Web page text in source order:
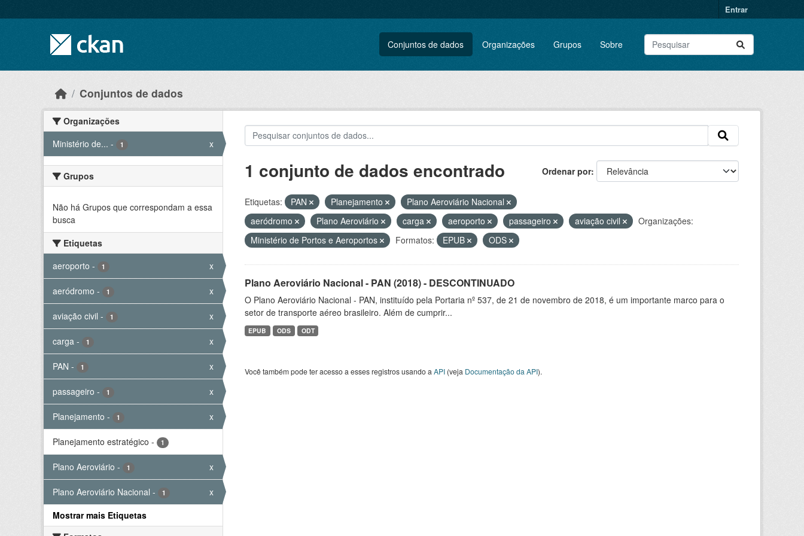
Entrar
Conjuntos de dados Organizações Grupos Sobre
Conjuntos de dados
Organizações
Ministério de... - 1 x
Grupos
Não há Grupos que correspondam a essa
busca
Etiquetas
aeroporto - 1 x
aeródromo - 1 x
aviação civil - 1 x
carga - 1 x
PAN - 1 x
passageiro - 1 x
Planejamento - 1 x
Planejamento estratégico - 1
Plano Aeroviário - 1 x
Plano Aeroviário Nacional - 1
x
Mostrar mais Etiquetas
Ordenar por
1 conjunto de dados encontrado
Etiquetas: PAN Planejamento
Plano Aeroviário Nacional
aeródromo
Plano Aeroviário carga aeroporto passageiro aviação civil
Organizações:
Ministério de Portos e Aeroportos
Formatos: EPUB ODS
Plano Aeroviário Nacional - PAN (2018) - DESCONTINUADO
O Plano Aeroviário Nacional - PAN, instituído pela Portaria nº 537, de 21 de novembro de 2018, é um importante marco para o
setor de transporte aéreo brasileiro. Além de cumprir...
EPUB ODS ODT
Você também pode ter acesso a esses registros usando a API(veja Documentação da API).